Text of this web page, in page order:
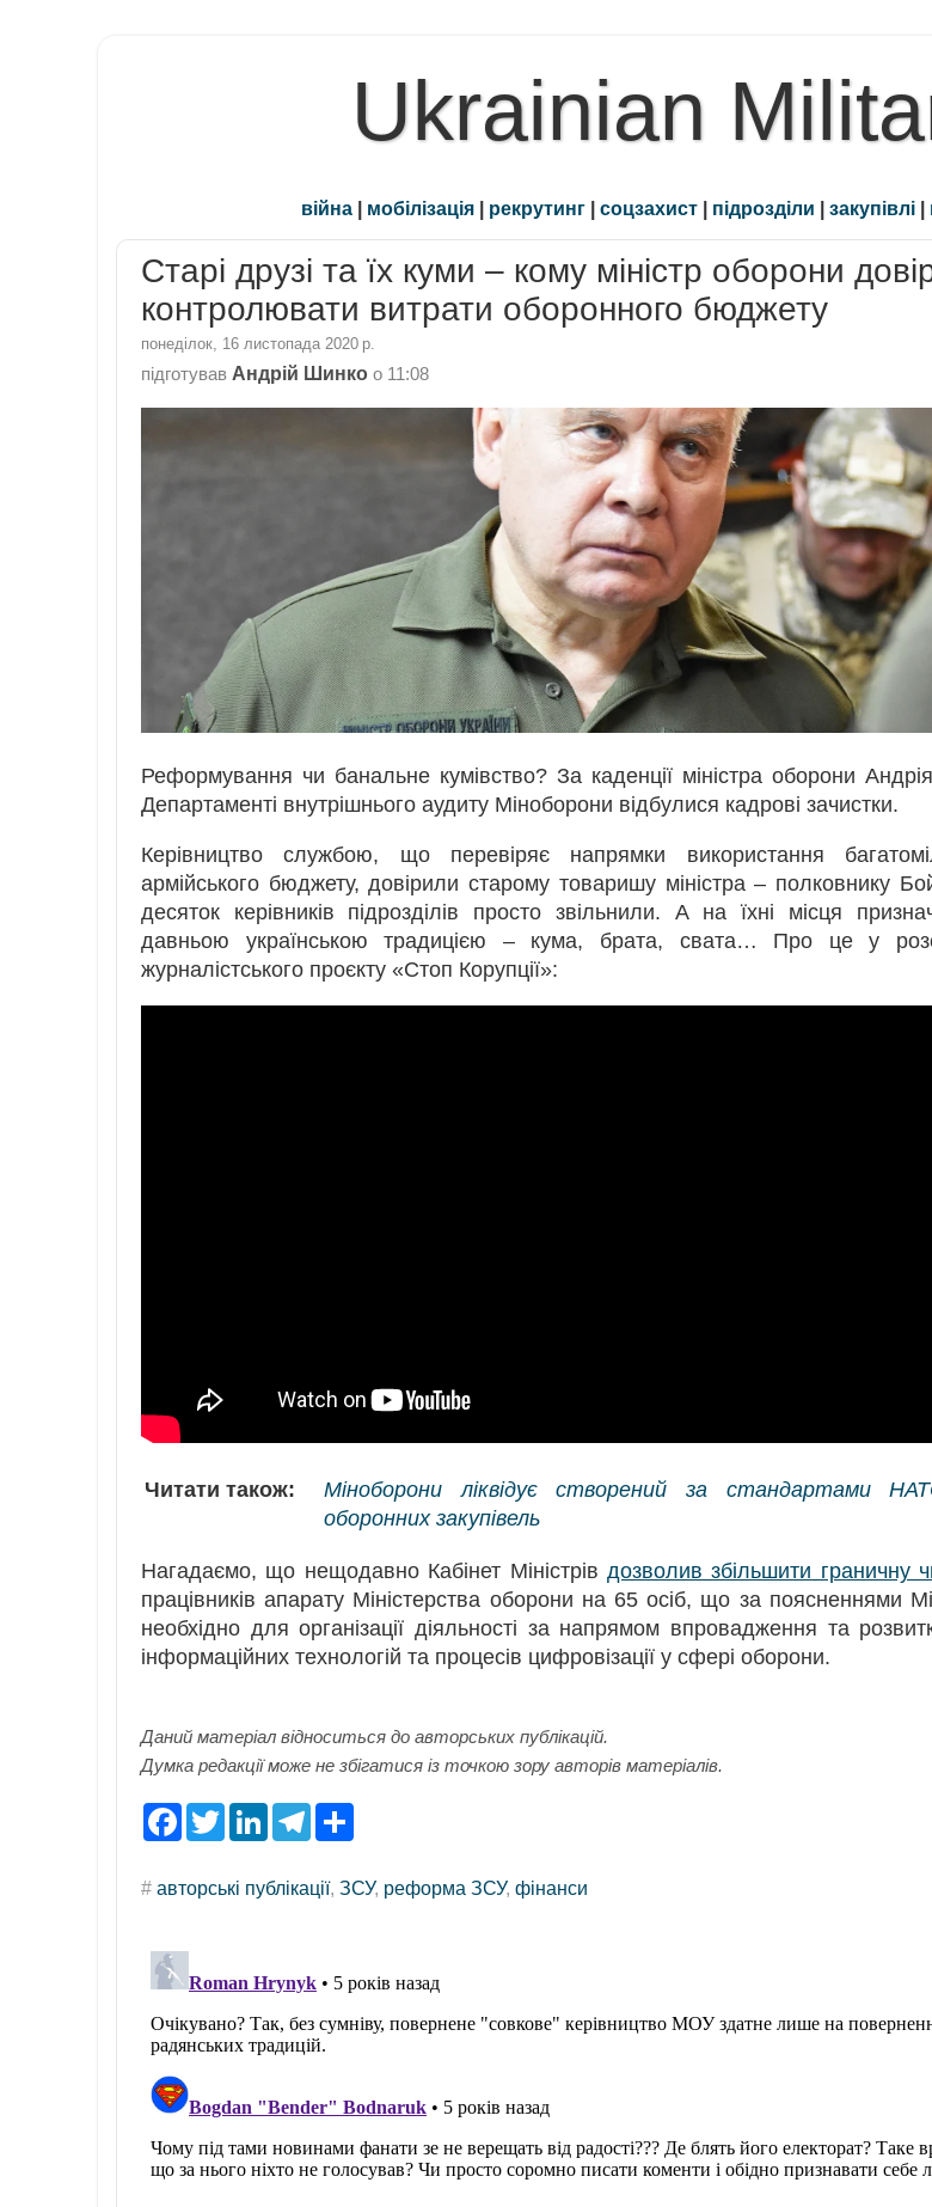
Ukrainian
війна | мобілізація | рекрутинг | соцзахист | підрозділи | закупівлі |
Старі друзі та їх куми – кому міністр оборони
контролювати витрати оборонного бюджету
понеділок, 16 листопада 2020 р.
підготував Андрій Шинко о 11:08
Реформування чи банальне кумівство? За каденції міністра оборони
Департаменті внутрішнього аудиту Міноборони відбулися кадрові зачистки.
Керівництво службою, що перевіряє напрямки використання
армійського бюджету, довірили старому товаришу міністра – полковнику
десяток керівників підрозділів просто звільнили. А на їхні місця
давньою українською традицією – кума, брата, свата… Про це у
журналістського проєкту «Стоп Корупції»:
Читати також:
Міноборони ліквідує створений за стандартами
оборонних закупівель
Нагадаємо, що нещодавно Кабінет Міністрів дозволив збільшити граничну
працівників апарату Міністерства оборони на 65 осіб, що за поясненнями
необхідно для організації діяльності за напрямом впровадження та
інформаційних технологій та процесів цифровізації у сфері оборони.
Даний матеріал відноситься до авторських публікацій.
Думка редакції може не збігатися із точкою зору авторів матеріалів.
F
a
b
k
T
w
t
L
e
T
g
e
# авторські публікації, ЗСУ, реформа ЗСУ, фінанси